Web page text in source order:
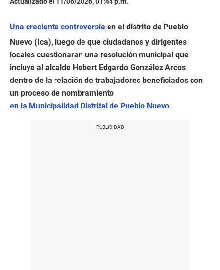
Actualizado el 11/06/2026, 01:44 p.m.
Una creciente controversia en el distrito de Pueblo
Nuevo (Ica), luego de que ciudadanos y dirigentes
locales cuestionaran una resolución municipal que
incluye al alcalde Hebert Edgardo González Arcos
dentro de la relación de trabajadores beneficiados con
un proceso de nombramiento
en la Municipalidad Distrital de Pueblo Nuevo.